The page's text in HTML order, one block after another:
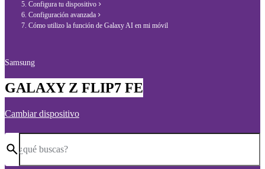
Configura tu dispositivo
Configuración avanzada
Cómo utilizo la función de Galaxy AI en mi móvil
Samsung
GALAXY Z FLIP7 FE
Cambiar dispositivo
¿qué buscas?